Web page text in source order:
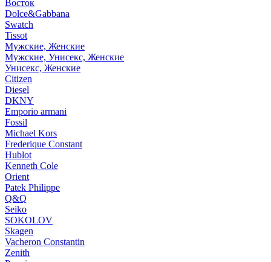
Восток
Dolce&Gabbana
Swatch
Tissot
Мужские, Женские
Мужские, Унисекс, Женские
Унисекс, Женские
Citizen
Diesel
DKNY
Emporio armani
Fossil
Michael Kors
Frederique Constant
Hublot
Kenneth Cole
Orient
Patek Philippe
Q&Q
Seiko
SOKOLOV
Skagen
Vacheron Constantin
Zenith